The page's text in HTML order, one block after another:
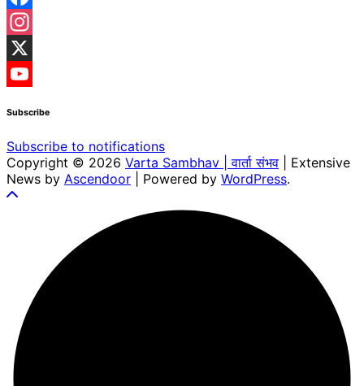
Facebook
Instagram
X
Subscribe
Subscribe to notifications
Copyright © 2026 Varta Sambhav | वार्ता संभव | Extensive
News by Ascendoor | Powered by WordPress.